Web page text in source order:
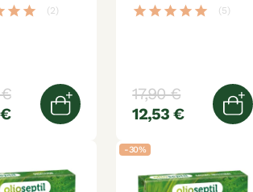
star star (2)
Ajouter au panier
soulage la congestion nasale
star star star star star (5)
17,90 €
12,53 €
-30%